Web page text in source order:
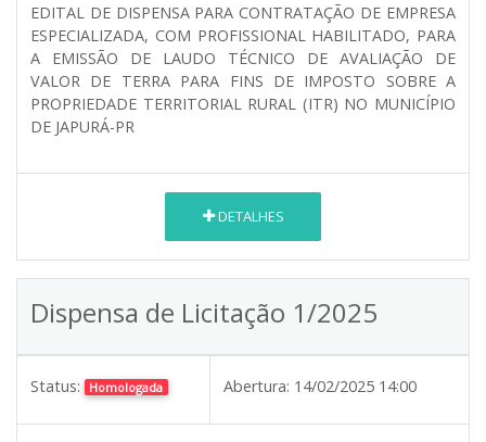
EDITAL DE DISPENSA PARA CONTRATAÇÃO DE EMPRESA
ESPECIALIZADA, COM PROFISSIONAL HABILITADO, PARA
A EMISSÃO DE LAUDO TÉCNICO DE AVALIAÇÃO DE
VALOR DE TERRA PARA FINS DE IMPOSTO SOBRE A
PROPRIEDADE TERRITORIAL RURAL (ITR) NO MUNICÍPIO
DE JAPURÁ-PR
DETALHES
Dispensa de Licitação 1/2025
Status: Homologada Abertura: 14/02/2025 14:00